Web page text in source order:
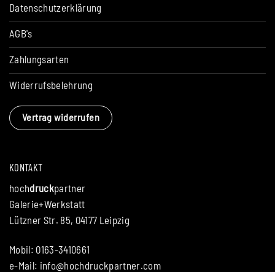
KONTAKT
hochdruckpartner
Galerie+Werkstatt
Lützner Str. 85, 04177 Leipzig
Mobil: 0163-3410661
e-Mail: info@hochdruckpartner.com
Datenschutzerklärung
AGB's
Zahlungsarten
Widerrufsbelehrung
Vertrag widerrufen